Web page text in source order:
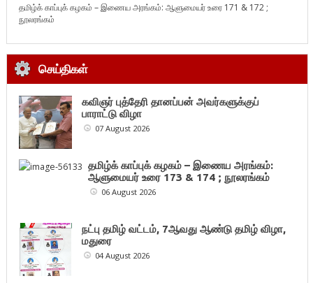
தமிழ்க் காப்புக் கழகம் – இணைய அரங்கம்: ஆளுமையர் உரை 171 & 172 ;
நூலரங்கம்
செய்திகள்
கவிஞர் புத்தேரி தானப்பன் அவர்களுக்குப்
பாராட்டு விழா
07 August 2026
தமிழ்க் காப்புக் கழகம் – இணைய அரங்கம்:
ஆளுமையர் உரை 173 & 174 ; நூலரங்கம்
06 August 2026
நட்பு தமிழ் வட்டம், 7ஆவது ஆண்டு தமிழ் விழா,
மதுரை
04 August 2026